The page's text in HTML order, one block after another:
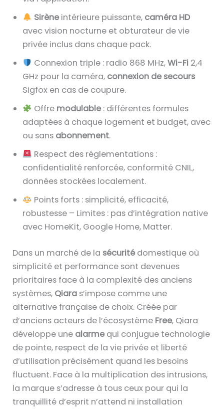
Sirèneintérieure puissante, caméra HD
avec vision nocturne et obturateur de vie
privée inclus dans chaque pack.
Connexion triple : radio 868 MHz,Wi-Fi2,4
GHz pour la caméra, connexion de secours
Sigfox en cas de coupure.
Offre modulable: différentes formules
adaptées à chaque logement et budget, avec
ou sans abonnement.
Respect des réglementations :
confidentialité renforcée, conformité CNIL,
données stockées localement.
Points forts : simplicité, efficacité,
robustesse – Limites : pas d’intégration native
avec HomeKit, Google Home, Matter.
Dans un marché de la sécurité domestique où
simplicité et performance sont devenues
prioritaires face à la complexité des anciens
systèmes, Qiara s’impose comme une
alternative française de choix. Créée par
d’anciens acteurs de l’écosystème Free, Qiara
développe une alarme qui conjugue technologie
de pointe, respect de la vie privée et liberté
d’utilisation précisément quand les besoins
fluctuent. Face à la multiplication des intrusions,
la marque s’adresse à tous ceux pour qui la
tranquillité d’esprit n’attend ni installation